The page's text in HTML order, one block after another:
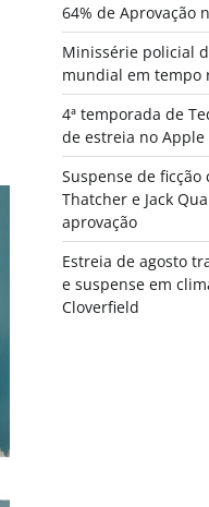
64% de Aprovação
Minissérie policial
mundial em tempo
4ª temporada de
de estreia no Apple
Suspense de
Thatcher e Jack
aprovação
Estreia de agosto
e suspense em
Cloverfield